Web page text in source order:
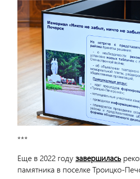
***
Еще в 2022 годузавершилась
памятника в поселке Троицко-